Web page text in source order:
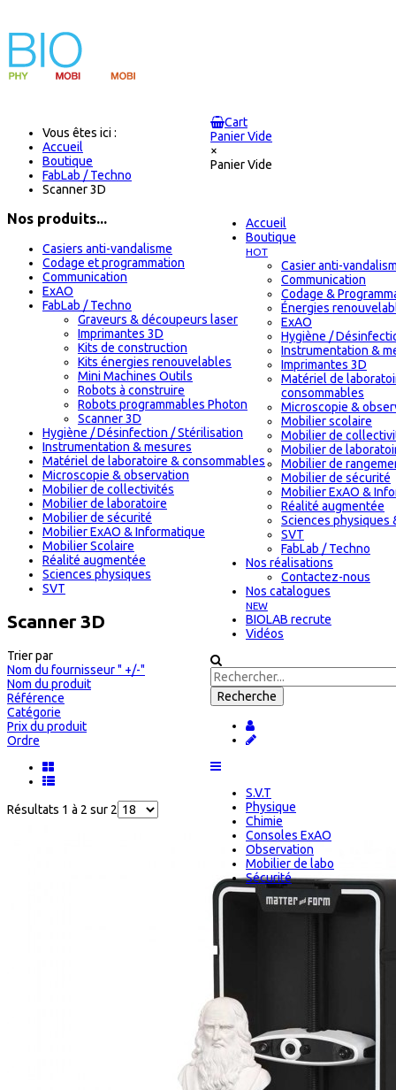
Cart
Panier Vide
×
Panier Vide
Accueil
Boutique
HOT
Casier anti-
Communication
Codage &
Énergies
ExAO
Hygiène /
Instrumentation &
Imprimantes 3D
Matériel de
consommables
Microscopie &
Mobilier scolaire
Mobilier de
Mobilier de
Mobilier de
Mobilier de sécurité
Mobilier ExAO &
Réalité augmentée
Sciences physiques
SVT
FabLab / Techno
Nos réalisations
Contactez-nous
Nos catalogues
NEW
BIOLAB recrute
Vidéos
S.V.T
Physique
Chimie
Consoles ExAO
Observation
Mobilier de labo
Sécurité
Vous êtes ici :
Accueil
Boutique
FabLab / Techno
Scanner 3D
Nos produits...
Casiers anti-vandalisme
Codage et programmation
Communication
ExAO
FabLab / Techno
Graveurs & découpeurs laser
Imprimantes 3D
Kits de construction
Kits énergies renouvelables
Mini Machines Outils
Robots à construire
Robots programmables Photon
Scanner 3D
Hygiène / Désinfection / Stérilisation
Instrumentation & mesures
Matériel de laboratoire & consommables
Microscopie & observation
Mobilier de collectivités
Mobilier de laboratoire
Mobilier de sécurité
Mobilier ExAO & Informatique
Mobilier Scolaire
Réalité augmentée
Sciences physiques
SVT
Scanner 3D
Trier par
Nom du fournisseur " +/-"
Nom du produit
Référence
Catégorie
Prix du produit
Ordre
Résultats 1 à 2 sur 2